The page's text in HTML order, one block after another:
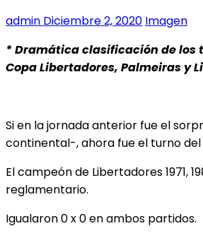
admin Diciembre 2, 2020 Imagen
* Dramática clasificación de los
Copa Libertadores, Palmeiras y
Si en la jornada anterior fue el
continental-, ahora fue el turno
El campeón de Libertadores 1971,
reglamentario.
Igualaron 0 x 0 en ambos partidos.